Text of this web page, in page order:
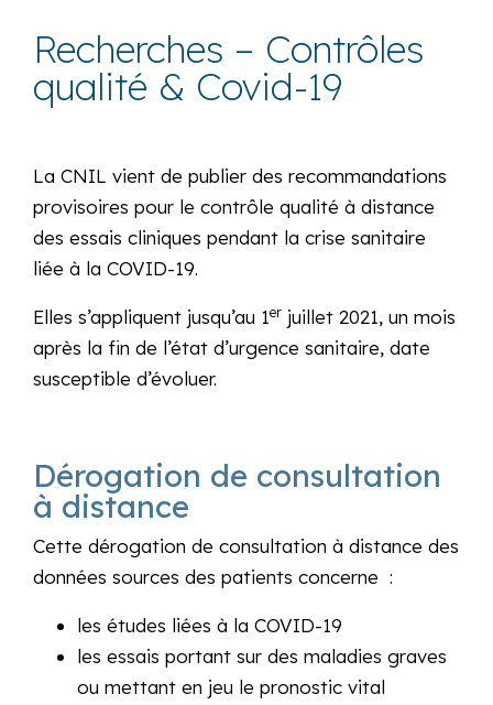
Recherches – Contrôles
qualité & Covid-19
La CNIL vient de publier des recommandations
provisoires pour le contrôle qualité à distance
des essais cliniques pendant la crise sanitaire
liée à la COVID-19.
Elles s’appliquent jusqu’au 1er juillet 2021, un mois
après la fin de l’état d’urgence sanitaire, date
susceptible d’évoluer.
Dérogation de consultation
à distance
Cette dérogation de consultation à distance des
données sources des patients concerne :
les études liées à la COVID-19
les essais portant sur des maladies graves
ou mettant en jeu le pronostic vital